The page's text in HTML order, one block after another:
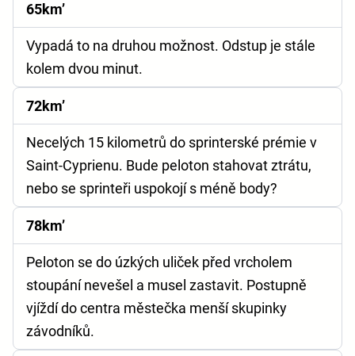
65km’
Vypadá to na druhou možnost. Odstup je stále
kolem dvou minut.
72km’
Necelých 15 kilometrů do sprinterské prémie v
Saint-Cyprienu. Bude peloton stahovat ztrátu,
nebo se sprinteři uspokojí s méně body?
78km’
Peloton se do úzkých uliček před vrcholem
stoupání nevešel a musel zastavit. Postupně
vjíždí do centra městečka menší skupinky
závodníků.